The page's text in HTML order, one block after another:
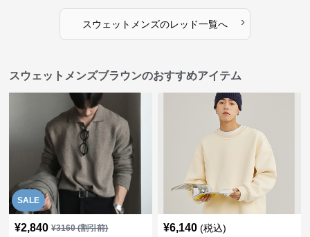
スウェットメンズのレッド一覧へ ›
スウェットメンズブラウンのおすすめアイテム
SALE
¥2,840 ¥3160(割引前) ¥6,140 (税込)